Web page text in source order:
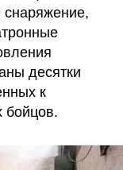
снаряжение,
десятки
к
бойцов.